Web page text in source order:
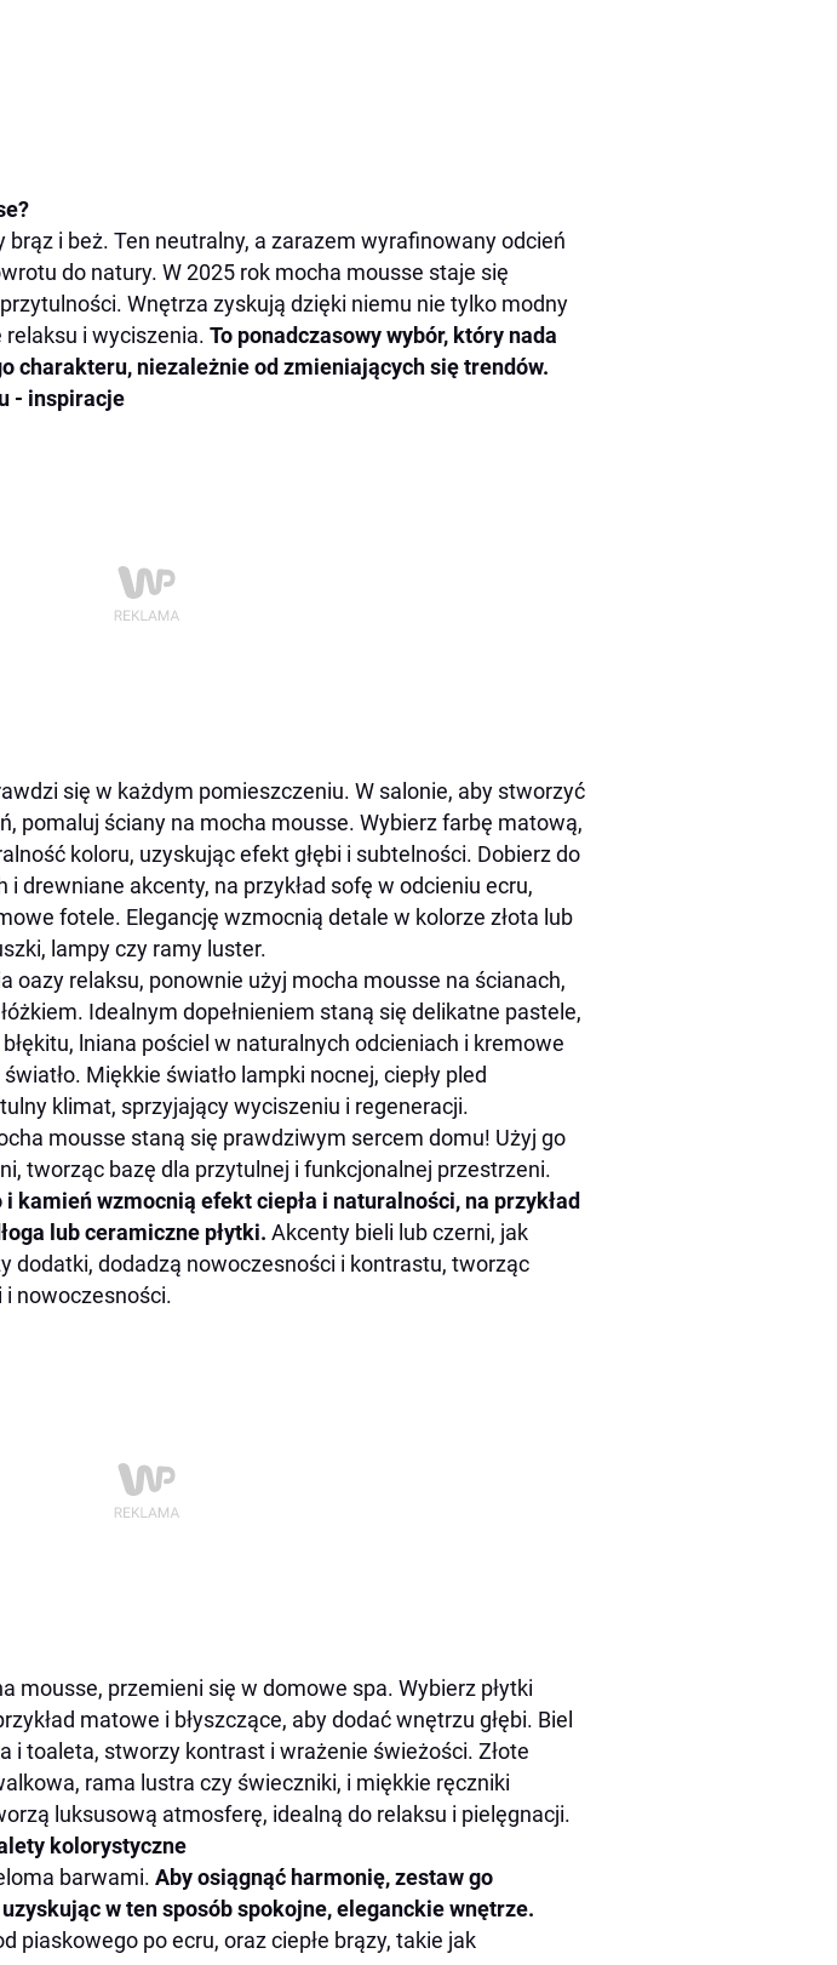
brąz i beż. Ten neutralny, a zarazem wyrafinowany odcień
do natury. W 2025 rok mocha mousse staje się
Wnętrza zyskują dzięki niemu nie tylko modny
i wyciszenia. To ponadczasowy wybór, który nada
charakteru, niezależnie od zmieniających się trendów.
- inspiracje
się w każdym pomieszczeniu. W salonie, aby stworzyć
pomaluj ściany na mocha mousse. Wybierz farbę matową,
koloru, uzyskując efekt głębi i subtelności. Dobierz do
drewniane akcenty, na przykład sofę w odcieniu ecru,
fotele. Elegancję wzmocnią detale w kolorze złota lub
lampy czy ramy luster.
oazy relaksu, ponownie użyj mocha mousse na ścianach,
Idealnym dopełnieniem staną się delikatne pastele,
lniana pościel w naturalnych odcieniach i kremowe
Miękkie światło lampki nocnej, ciepły pled
klimat, sprzyjający wyciszeniu i regeneracji.
mousse staną się prawdziwym sercem domu! Użyj go
tworząc bazę dla przytulnej i funkcjonalnej przestrzeni.
kamień wzmocnią efekt ciepła i naturalności, na przykład
lub ceramiczne płytki. Akcenty bieli lub czerni, jak
dodatki, dodadzą nowoczesności i kontrastu, tworząc
i nowoczesności.
mousse, przemieni się w domowe spa. Wybierz płytki
matowe i błyszczące, aby dodać wnętrzu głębi. Biel
i toaleta, stworzy kontrast i wrażenie świeżości. Złote
rama lustra czy świeczniki, i miękkie ręczniki
luksusową atmosferę, idealną do relaksu i pielęgnacji.
kolorystyczne
barwami. Aby osiągnąć harmonię, zestaw go
w ten sposób spokojne, eleganckie wnętrze.
piaskowego po ecru, oraz ciepłe brązy, takie jak